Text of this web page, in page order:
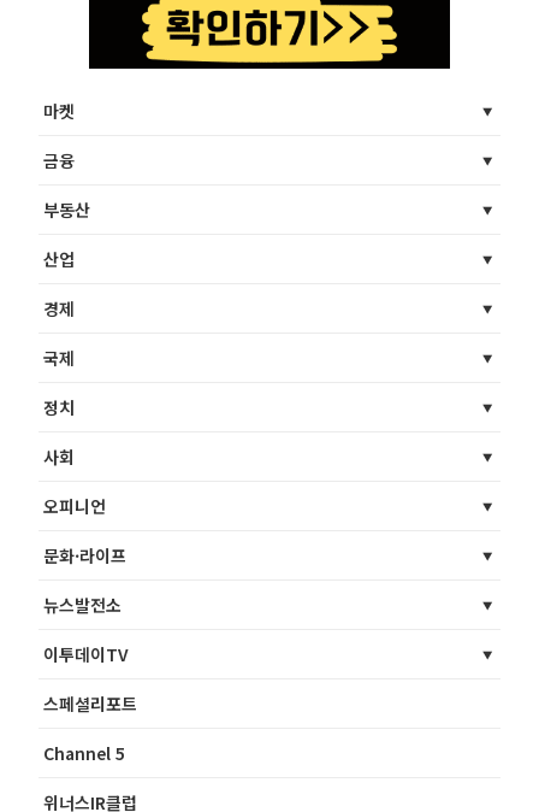
마켓
금융
부동산
산업
경제
국제
정치
사회
오피니언
문화·라이프
뉴스발전소
이투데이TV
스페셜리포트
Channel 5
위너스IR클럽